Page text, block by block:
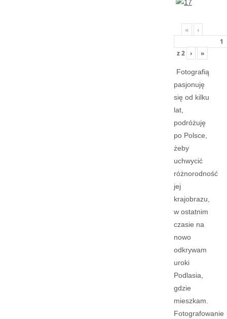
« ‹
z2 › »
Fotografią
pasjonuję
się od kilku
lat,
podróżuję
po Polsce,
żeby
uchwycić
różnorodność
jej
krajobrazu,
w ostatnim
czasie na
nowo
odkrywam
uroki
Podlasia,
gdzie
mieszkam.
Fotografowanie